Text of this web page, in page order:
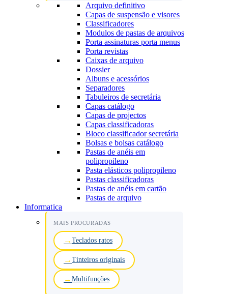
Arquivo definitivo
Capas de suspensão e visores
Classificadores
Modulos de pastas de arquivos
Porta assinaturas porta menus
Porta revistas
Caixas de arquivo
Dossier
Albuns e acessórios
Separadores
Tabuleiros de secretária
Capas catálogo
Capas de projectos
Capas classificadoras
Bloco classificador secretária
Bolsas e bolsas catálogo
Pastas de anéis em
polipropileno
Pasta elásticos polipropileno
Pastas classificadoras
Pastas de anéis em cartão
Pastas de arquivo
Informatica
MAIS PROCURADAS
Teclados ratos
Tinteiros originais
Multifunções